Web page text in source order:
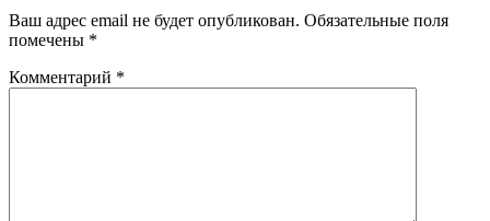
Ваш адрес email не будет опубликован. Обязательные поля
помечены *
Комментарий *